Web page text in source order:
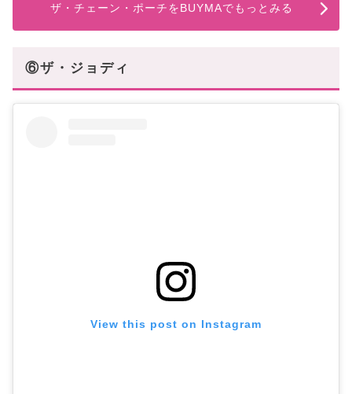
ザ・チェーン・ポーチをBUYMAでもっとみる
⑥ザ・ジョディ
View this post on Instagram